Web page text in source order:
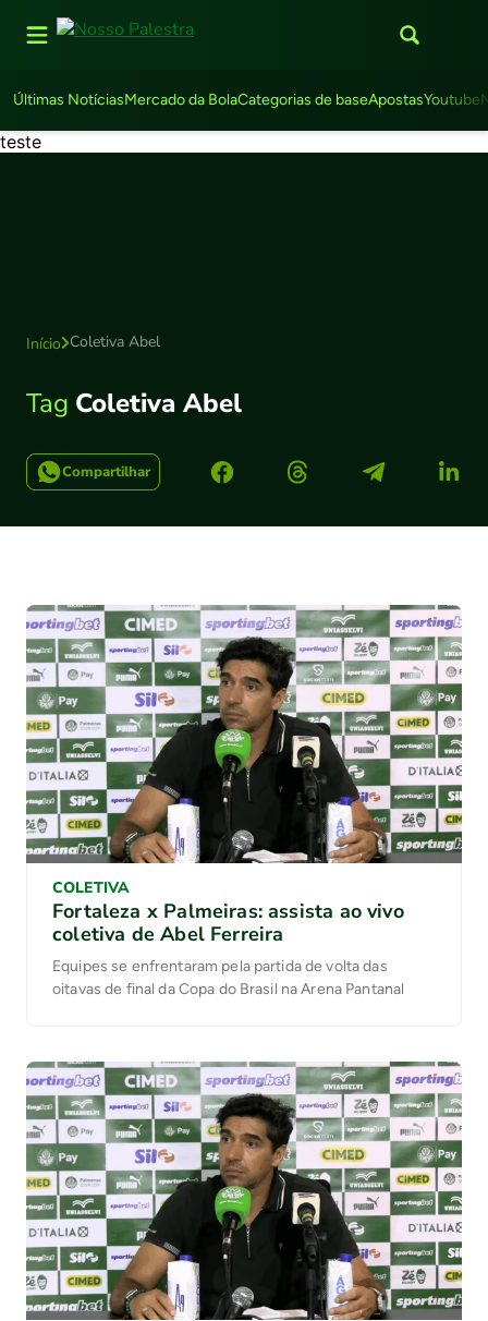
Últimas NotíciasMercado da BolaCategorias de baseApostasYoutube
teste
Início Coletiva Abel
Tag Coletiva Abel
Compartilhar
COLETIVA
Fortaleza x Palmeiras: assista ao vivo
coletiva de Abel Ferreira
Equipes se enfrentaram pela partida de volta das
oitavas de final da Copa do Brasil na Arena Pantanal